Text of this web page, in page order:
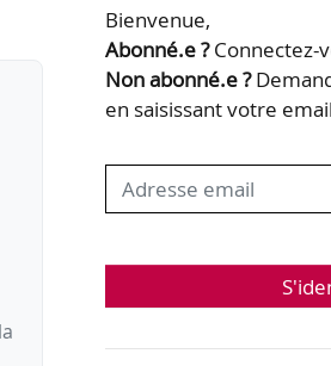
process RH en concentrant
missions que leur métier
Bienvenue,
Abonné.e ?Connectez-
Non abonné.e ?
en saisissant votre